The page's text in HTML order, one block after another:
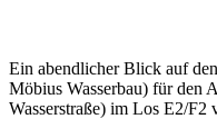
Ein abendlicher Blick auf
Möbius Wasserbau) für den
Wasserstraße) im Los E2/F2